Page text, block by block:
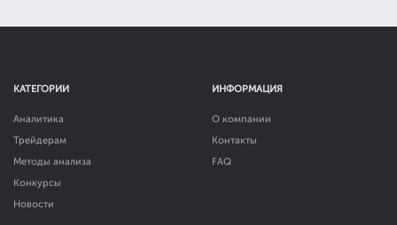
КАТЕГОРИИ
Аналитика
Трейдерам
Методы анализа
Конкурсы
Новости
ИНФОРМАЦИЯ
О компании
Контакты
FAQ